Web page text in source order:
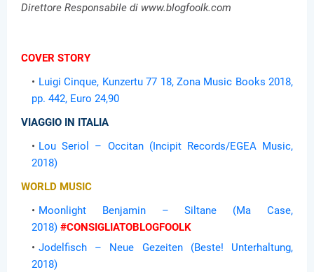
Direttore Responsabile di www.blogfoolk.com
COVER STORY
Luigi Cinque, Kunzertu 77 18, Zona Music Books 2018,
pp. 442, Euro 24,90
VIAGGIO IN ITALIA
Lou Seriol – Occitan (Incipit Records/EGEA Music,
2018)
WORLD MUSIC
Moonlight Benjamin – Siltane (Ma Case,
2018) #CONSIGLIATOBLOGFOOLK
Jodelfisch – Neue Gezeiten (Beste! Unterhaltung,
2018)